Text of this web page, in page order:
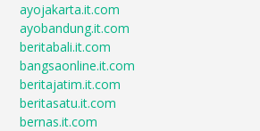
ayojakarta.it.com
ayobandung.it.com
beritabali.it.com
bangsaonline.it.com
beritajatim.it.com
beritasatu.it.com
bernas.it.com